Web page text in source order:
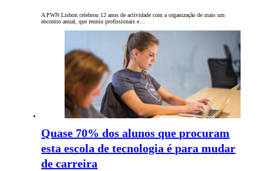
A PWN Lisbon celebrou 12 anos de actividade com a organização de mais um
encontro anual, que reuniu profissionais e…
Quase 70% dos alunos que procuram
esta escola de tecnologia é para mudar
de carreira